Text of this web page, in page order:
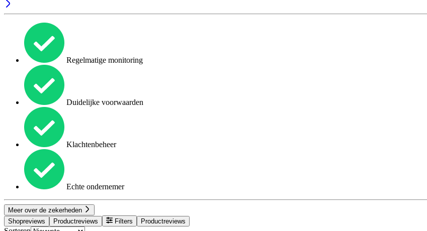
Regelmatige monitoring
Duidelijke voorwaarden
Klachtenbeheer
Echte ondernemer
Meer over de zekerheden
Shopreviews
Productreviews Filters Productreviews